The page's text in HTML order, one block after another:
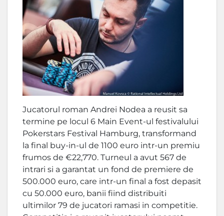
Jucatorul roman Andrei Nodea a reusit sa
termine pe locul 6 Main Event-ul festivalului
Pokerstars Festival Hamburg, transformand
la final buy-in-ul de 1100 euro intr-un premiu
frumos de €22,770. Turneul a avut 567 de
intrari si a garantat un fond de premiere de
500.000 euro, care intr-un final a fost depasit
cu 50.000 euro, banii fiind distribuiti
ultimilor 79 de jucatori ramasi in competitie.